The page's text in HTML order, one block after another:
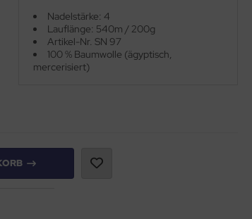
Nadelstärke: 4
Lauflänge: 540m / 200g
Artikel-Nr. SN 97
100 % Baumwolle (ägyptisch,
mercerisiert)